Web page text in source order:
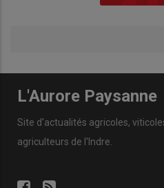
L'Aurore Paysanne
Site d'actualités agricoles,
agriculteurs de l'Indre.